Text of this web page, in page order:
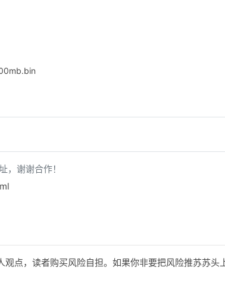
，谢谢合作！
点，读者购买风险自担。如果你非要把风险推苏苏头